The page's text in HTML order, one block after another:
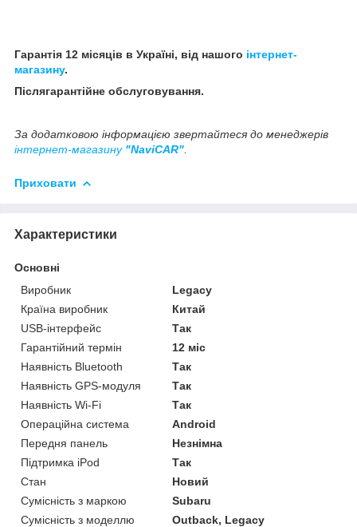
Гарантія 12 місяців в Україні, від нашого інтернет-
магазину.
Післягарантійне обслуговування.
За додатковою інформацією звертайтеся до менеджерів
інтернет-магазину "NaviCAR"
Приховати
Характеристики
Основні
Виробник
Legacy
Країна виробник
Китай
USB-інтерфейс
Так
Гарантійний термін
12 міс
Наявність Bluetooth
Так
Наявність GPS-модуля
Так
Наявність Wi-Fi
Так
Операційна система
Android
Передня панель
Незнімна
Підтримка iPod
Так
Стан
Новий
Сумісність з маркою
Subaru
Сумісність з моделлю
Outback, Legacy